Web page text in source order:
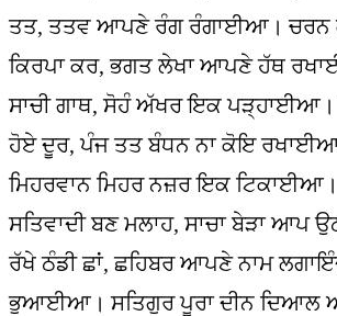
ਤਤ, ਤਤਵ ਆਪਣੇ ਰੰਗ ਰੰਗਾਈਆ। ਚਰਨ
ਕਿਰਪਾ ਕਰ, ਭਗਤ ਲੇਖਾ ਆਪਣੇ ਹੱਥ
ਸਾਚੀ ਗਾਥ, ਸੋਹੰ ਅੱਖਰ ਇਕ
ਹੋਏ ਦੂਰ, ਪੰਜ ਤਤ ਬੰਧਨ ਨਾ ਕੋਇ
ਮਿਹਰਵਾਨ ਮਿਹਰ ਨਜ਼ਰ ਇਕ
ਸਤਿਵਾਦੀ ਬਣ ਮਲਾਹ, ਸਾਚਾ ਬੇੜਾ ਆਪ
ਰੱਖੇ ਠੰਡੀ ਛਾਂ, ਛਹਿਬਰ ਆਪਣੇ ਨਾਮ
ਭੁਆਈਆ। ਸਤਿਗੁਰ ਪੂਰਾ ਦੀਨ ਦਿਆਲ